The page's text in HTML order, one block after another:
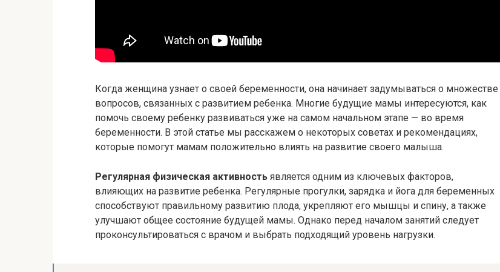
Когда женщина узнает о своей беременности, она начинает задумываться о множестве
вопросов, связанных с развитием ребенка. Многие будущие мамы интересуются, как
помочь своему ребенку развиваться уже на самом начальном этапе — во время
беременности. В этой статье мы расскажем о некоторых советах и рекомендациях,
которые помогут мамам положительно влиять на развитие своего малыша.
Регулярная физическая активность является одним из ключевых факторов,
влияющих на развитие ребенка. Регулярные прогулки, зарядка и йога для беременных
способствуют правильному развитию плода, укрепляют его мышцы и спину, а также
улучшают общее состояние будущей мамы. Однако перед началом занятий следует
проконсультироваться с врачом и выбрать подходящий уровень нагрузки.